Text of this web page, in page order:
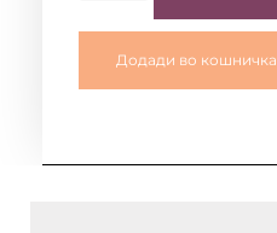
Додади во кошничка